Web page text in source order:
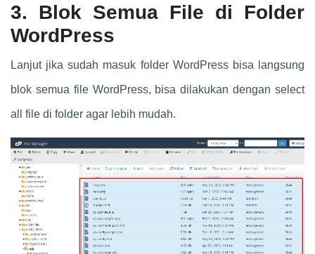
3. Blok Semua File di Folder
WordPress
Lanjut jika sudah masuk folder WordPress bisa langsung
blok semua file WordPress, bisa dilakukan dengan select
all file di folder agar lebih mudah.